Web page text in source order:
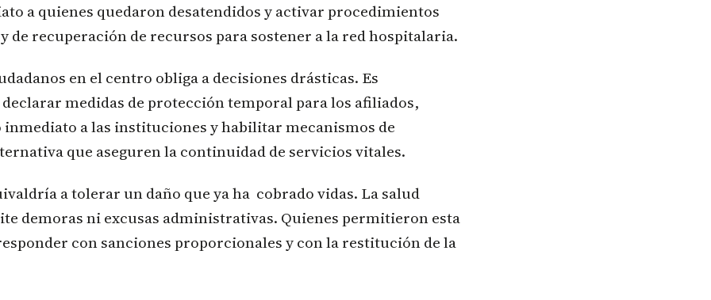
a quienes quedaron desatendidos y activar procedimientos
de recuperación de recursos para sostener a la red hospitalaria.
en el centro obliga a decisiones drásticas. Es
medidas de protección temporal para los afiliados,
inmediato a las instituciones y habilitar mecanismos de
que aseguren la continuidad de servicios vitales.
a tolerar un daño que ya ha cobrado vidas. La salud
demoras ni excusas administrativas. Quienes permitieron esta
con sanciones proporcionales y con la restitución de la